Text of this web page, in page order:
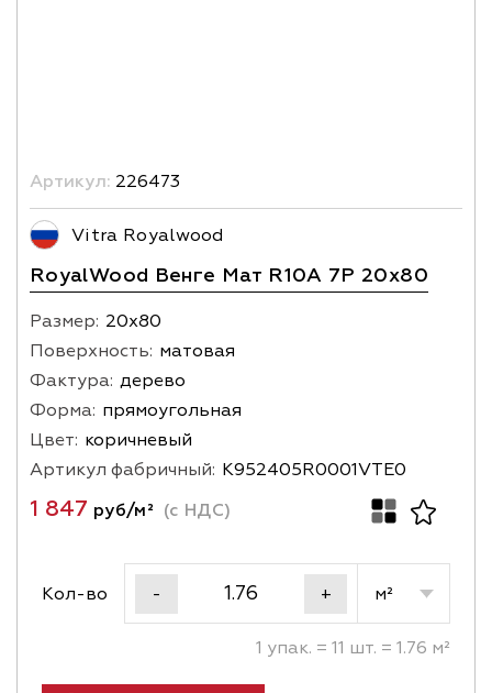
Артикул: 226473
Vitra Royalwood
RoyalWood Венге Мат R10A 7Р 20х80
Размер: 20х80
Поверхность: матовая
Фактура: дерево
Форма: прямоугольная
Цвет: коричневый
Артикул фабричный: K952405R0001VTE0
1 847 руб/м² (с НДС)
Кол-во - + м²
1 упак. = 11 шт. = 1.76 м²